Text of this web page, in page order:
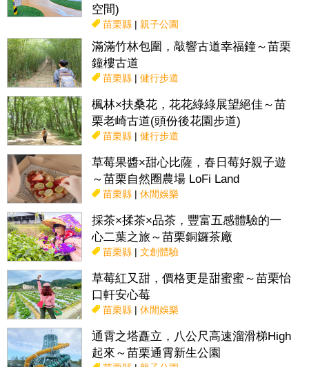
空間)
苗栗縣| 親子公園
滿滿竹林包圍，敲響古道幸福鐘～苗栗
鐘樓古道
苗栗縣| 健行步道
楓林×扶桑花，花花綠綠展望絕佳～苗
栗老崎古道(頭份後花園步道)
苗栗縣| 健行步道
草莓果醬×甜心比薩，春日莓好親子遊
～苗栗自然圈農場 LoFi Land
苗栗縣| 休閒娛樂
採茶×揉茶×品茶，豐富五感體驗的一
心二葉之旅～苗栗銅鑼茶廠
苗栗縣| 文創體驗
草莓紅又甜，價格更是甜蜜蜜～苗栗怡
口軒安心莓
苗栗縣| 休閒娛樂
通霄之塔矗立，八公尺高速溜滑梯High
起來～苗栗通霄新生公園